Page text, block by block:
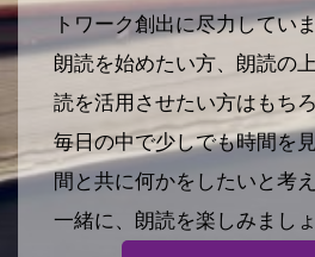
トワーク創出に尽力していま
朗読を始めたい方、朗読の
読を活用させたい方はもち
毎日の中で少しでも時間を
間と共に何かをしたいと考
一緒に、朗読を楽しみましょ